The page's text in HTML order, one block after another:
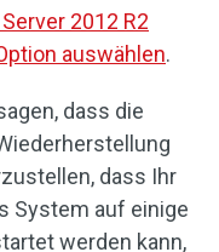
2012 R2
auswählen.
dass die
dass Ihr
System auf einige
werden kann,